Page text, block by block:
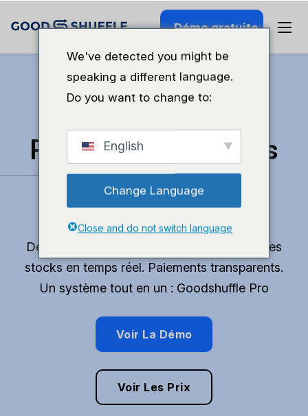
Démo gratuite
Retrouvez du temps
pour faire ce que
vous aimez.
Devis professionnels en 10 minutes. Suivi des
stocks en temps réel. Paiements transparents.
Un système tout en un : Goodshuffle Pro
Voir La Démo
Voir Les Prix
We've detected you might be
speaking a different language.
Do you want to change to:
English
Change Language
Close and do not switch language